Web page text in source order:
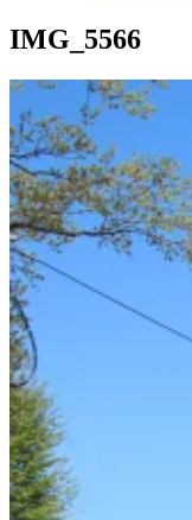
IMG_5566